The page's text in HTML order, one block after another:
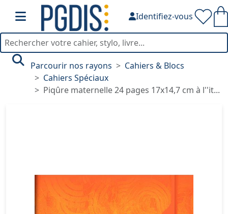
Identifiez-vous
Parcourir nos rayons
Cahiers & Blocs
Cahiers Spéciaux
Piqûre maternelle 24 pages 17x14,7 cm à l''it...